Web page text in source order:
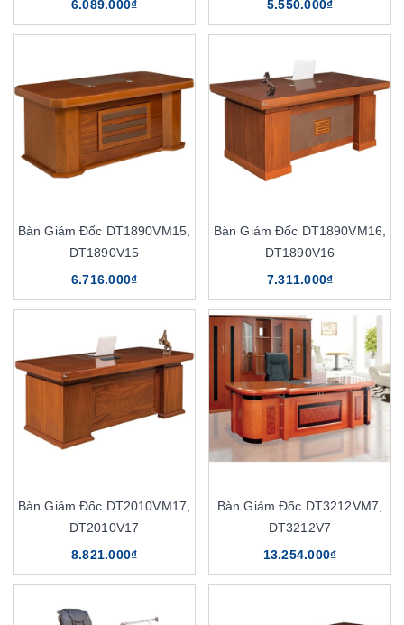
6.089.000₫ 5.550.000₫
Bàn Giám Đốc DT1890VM15,
DT1890V15
6.716.000₫
Bàn Giám Đốc DT1890VM16,
DT1890V16
7.311.000₫
Bàn Giám Đốc DT2010VM17,
DT2010V17
8.821.000₫
Bàn Giám Đốc DT3212VM7,
DT3212V7
13.254.000₫